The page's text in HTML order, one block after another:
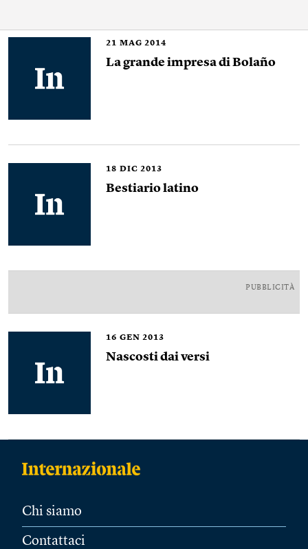
21 MAG 2014
La grande impresa di Bolaño
18 DIC 2013
Bestiario latino
PUBBLICITÀ
16 GEN 2013
Nascosti dai versi
Chi siamo
Contattaci